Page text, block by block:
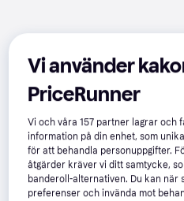
Vi använder
PriceRunner
Vi och våra157 partner lagrar och
information på din enhet, som
för att behandla personuppgifter.
åtgärder kräver vi ditt samtycke,
banderoll-alternativen. Du kan när
preferenser och invända mot